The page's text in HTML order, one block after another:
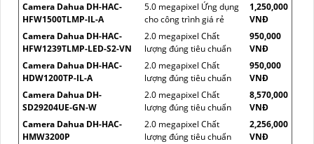
Camera Dahua DH-HAC-
HFW1500TLMP-IL-A
5.0 megapixel Ứng dụng
cho công trình giá rẻ
1,250,000
VNĐ
Camera Dahua DH-HAC-
HFW1239TLMP-LED-S2-VN
2.0 megapixel Chất
lượng đúng tiêu chuẩn
950,000
VNĐ
Camera Dahua DH-HAC-
HDW1200TP-IL-A
2.0 megapixel Chất
lượng đúng tiêu chuẩn
950,000
VNĐ
Camera Dahua DH-
SD29204UE-GN-W
2.0 megapixel Chất
lượng đúng tiêu chuẩn
8,570,000
VNĐ
Camera Dahua DH-HAC-
HMW3200P
2.0 megapixel Chất
lượng đúng tiêu chuẩn
2,256,000
VNĐ